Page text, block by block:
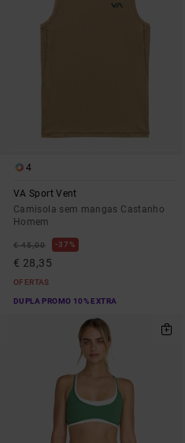
4
VA Sport Vent
Camisola sem mangas Castanho
Homem
€ 45,00 37%
€ 28,35
OFERTAS
DUPLA PROMO 10% EXTRA